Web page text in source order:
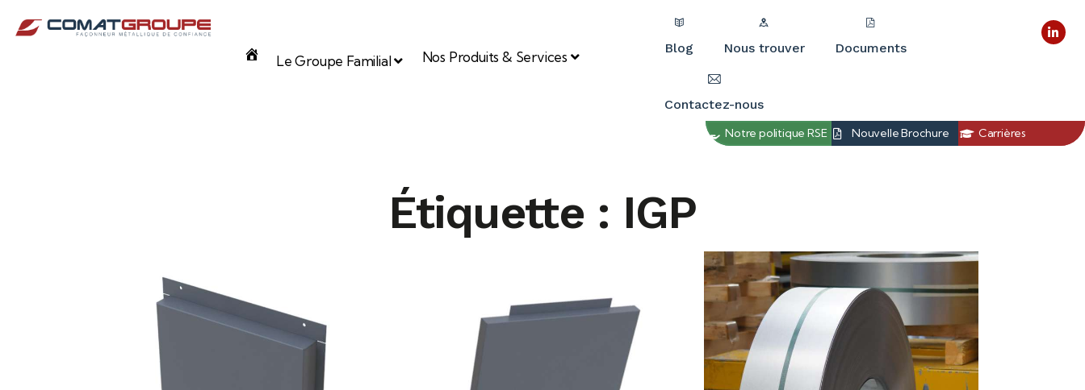
Accueil
Le Groupe Familial Nos Produits & Services Blog Nous trouver Documents
Contactez-nous
Notre politique RSE Nouvelle Brochure Carrières
Étiquette : IGP